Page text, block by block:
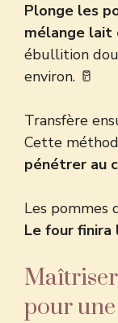
Plonge les
mélange lait
ébullition
environ. 🥛
Transfère
Cette
pénétrer au
Les pommes
Le four
Maîtriser
pour une